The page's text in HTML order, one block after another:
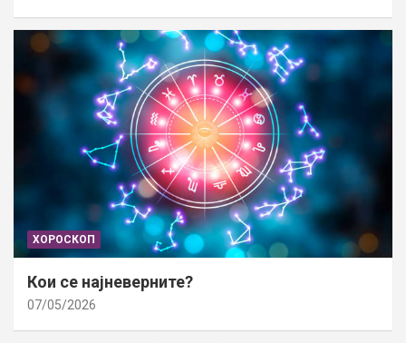
ХОРОСКОП
Кои се најневерните?
07/05/2026